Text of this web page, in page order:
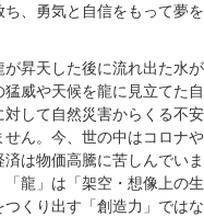
、勇気と自信をもって夢
昇天した後に流れ出た水
威や天候を龍に見立てた
して自然災害からくる不
ん。今、世の中はコロナ
は物価高騰に苦しんでい
龍」は「架空・想像上の
くり出す「創造力」では